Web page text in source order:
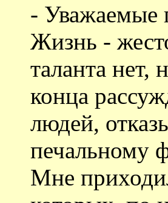
- Уважаемые
Жизнь -
таланта
конца
людей,
печальному
Мне